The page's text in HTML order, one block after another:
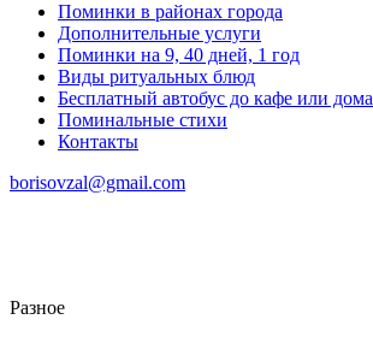
Поминки в районах города
Дополнительные услуги
Поминки на 9, 40 дней, 1 год
Виды ритуальных блюд
Бесплатный автобус до кафе или дома
Поминальные стихи
Контакты
borisovzal@gmail.com
Разное